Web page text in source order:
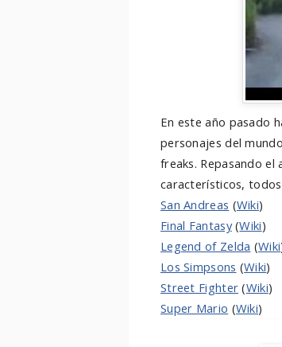
En este año pasado
personajes del
freaks. Repasando
característicos,
San Andreas (Wiki)
Final Fantasy(Wiki)
Legend of Zelda (Wiki
Los Simpsons (Wiki)
Street Fighter (Wiki)
Super Mario (Wiki)